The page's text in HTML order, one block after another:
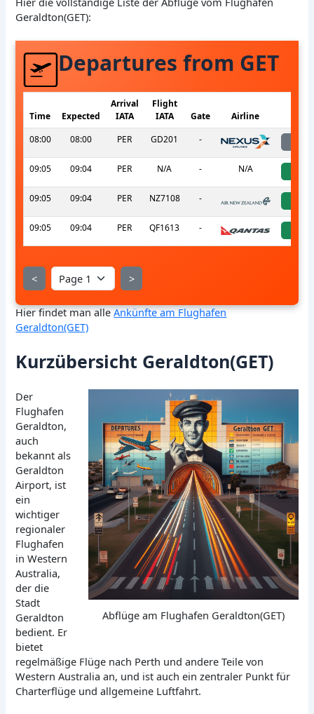
Geraldton(GET):
Departures from GET
Time Expected
Arrival
IATA
Flight
IATA
Gate Airline
08:00
08:00 PER GD201 -
09:05 09:04 PER N/A - N/A
09:05 09:04 PER NZ7108 -
09:05 09:04 PER QF1613 -
< >
Hier findet man alleAnkünfte am Flughafen
Geraldton(GET)
Kurzübersicht Geraldton(GET)
Abflüge am Flughafen Geraldton(GET)
Der
Flughafen
Geraldton,
auch
bekannt als
Geraldton
Airport, ist
ein
wichtiger
regionaler
Flughafen
in Western
Australia,
der die
Stadt
Geraldton
bedient. Er
bietet
regelmäßige Flüge nach Perth und andere Teile von
Western Australia an, und ist auch ein zentraler Punkt für
Charterflüge und allgemeine Luftfahrt.